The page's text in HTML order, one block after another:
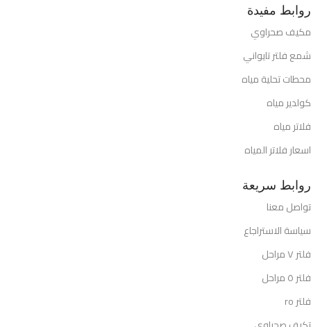
روابط مفيدة
مكيف صحراوي
شمع فلتر تايواني
محطات تحلية مياه
كولدير مياه
فلاتر مياه
اسعار فلاتر المياه
روابط سريعة
تواصل معنا
سياسة الاستراجاع
فلتر ٧ مراحل
فلتر ٥ مراحل
فلتر ro